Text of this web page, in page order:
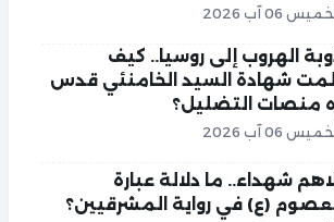
06 آب 2026
الهروب إلى روسيا.. كيف
شهادة السيد الخامنئي قدس
منصات التضليل؟
06 آب 2026
شهداء.. ما دلالة عبارة
(ع) في رواية المشرقيين؟